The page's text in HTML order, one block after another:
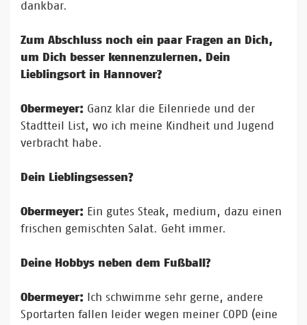
dankbar.
Zum Abschluss noch ein paar Fragen an Dich,
um Dich besser kennenzulernen. Dein
Lieblingsort in Hannover?
Obermeyer: Ganz klar die Eilenriede und der
Stadtteil List, wo ich meine Kindheit und Jugend
verbracht habe.
Dein Lieblingsessen?
Obermeyer: Ein gutes Steak, medium, dazu einen
frischen gemischten Salat. Geht immer.
Deine Hobbys neben dem Fußball?
Obermeyer:
Ich schwimme sehr gerne, andere
Sportarten fallen leider wegen meiner COPD (eine